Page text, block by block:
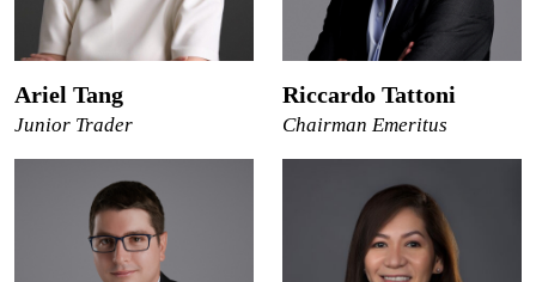
Ariel Tang
Junior Trader
Riccardo Tattoni
Chairman Emeritus